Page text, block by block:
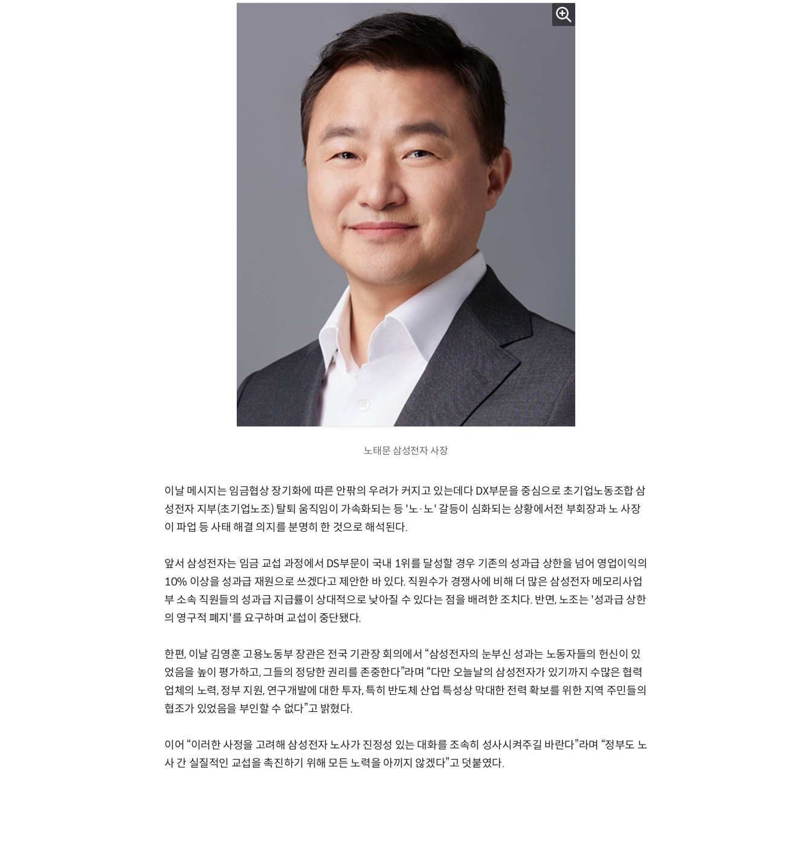
노태문 삼성전자 사장
이날 메시지는 임금협상 장기화에 따른 안팎의 우려가 커지고 있는데다 DX부문을 중심으로 초기업노동조합 삼
성전자 지부(초기업노조) 탈퇴 움직임이 가속화되는 등 '노·노' 갈등이 심화되는 상황에서전 부회장과 노 사장
이 파업 등 사태 해결 의지를 분명히 한 것으로 해석된다.
앞서 삼성전자는 임금 교섭 과정에서 DS부문이 국내 1위를 달성할 경우 기존의 성과급 상한을 넘어 영업이익의
10% 이상을 성과급 재원으로 쓰겠다고 제안한 바 있다. 직원수가 경쟁사에 비해 더 많은 삼성전자 메모리사업
부 소속 직원들의 성과급 지급률이 상대적으로 낮아질 수 있다는 점을 배려한 조치다. 반면, 노조는 '성과급 상한
의 영구적 폐지'를 요구하며 교섭이 중단됐다.
한편, 이날 김영훈 고용노동부 장관은 전국 기관장 회의에서 “삼성전자의 눈부신 성과는 노동자들의 헌신이 있
었음을 높이 평가하고, 그들의 정당한 권리를 존중한다”라며 “다만 오늘날의 삼성전자가 있기까지 수많은 협력
업체의 노력, 정부 지원, 연구개발에 대한 투자, 특히 반도체 산업 특성상 막대한 전력 확보를 위한 지역 주민들의
협조가 있었음을 부인할 수 없다”고 밝혔다.
이어 “이러한 사정을 고려해 삼성전자 노사가 진정성 있는 대화를 조속히 성사시켜주길 바란다”라며 “정부도 노
사 간 실질적인 교섭을 촉진하기 위해 모든 노력을 아끼지 않겠다”고 덧붙였다.